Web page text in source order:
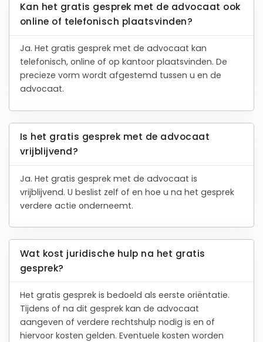
Kan het gratis gesprek met de advocaat ook
online of telefonisch plaatsvinden?
Ja. Het gratis gesprek met de advocaat kan
telefonisch, online of op kantoor plaatsvinden. De
precieze vorm wordt afgestemd tussen u en de
advocaat.
Is het gratis gesprek met de advocaat
vrijblijvend?
Ja. Het gratis gesprek met de advocaat is
vrijblijvend. U beslist zelf of en hoe u na het gesprek
verdere actie onderneemt.
Wat kost juridische hulp na het gratis
gesprek?
Het gratis gesprek is bedoeld als eerste oriëntatie.
Tijdens of na dit gesprek kan de advocaat
aangeven of verdere rechtshulp nodig is en of
hiervoor kosten gelden. Eventuele kosten worden